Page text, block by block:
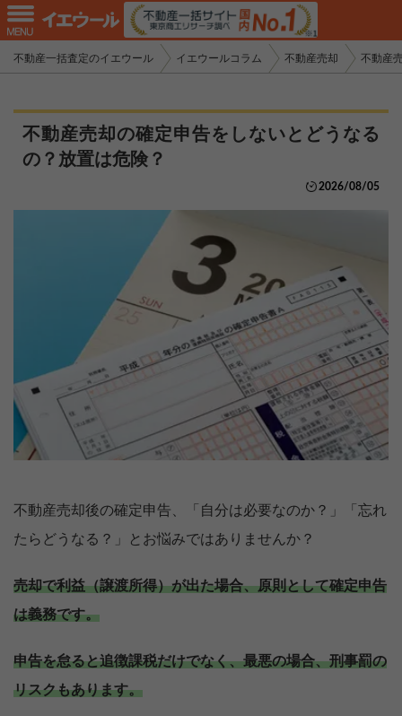
不動産一括査定のイエウール イエウールコラム 不動産売却 不動産
不動産売却の確定申告をしないとどうなる
の？放置は危険？
2026/08/05
不動産売却後の確定申告、「自分は必要なのか？」「忘れ
たらどうなる？」とお悩みではありませんか？
売却で利益（譲渡所得）が出た場合、原則として確定申告
は義務です。
申告を怠ると追徴課税だけでなく、最悪の場合、刑事罰の
リスクもあります。